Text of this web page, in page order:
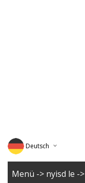
Deutsch
English
Menü -> nyisd le ->